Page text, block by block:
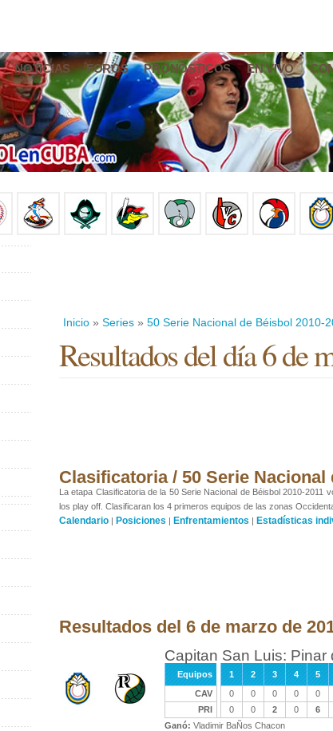
NOTICIAS FOROS PRONÓSTICOS EN VIVO
Inicio » Series » 50 Serie Nacional de Béisbol 2010-
Resultados del día 6 de
Clasificatoria / 50 Serie Nacional
La etapa Clasificatoria de la 50 Serie Nacional de Béisbol 2010-
los play off. Clasificaran los 4 primeros equipos de las zonas
Calendario | Posiciones | Enfrentamientos | Estadísticas
Resultados del 6 de marzo de
Capitan San Luis: Pinar
Equipos 1 2 3 4 5
CAV
0 0 0 0 0
PRI
0 0 2 0 6
Ganó: Vladimir BaÑos Chacon